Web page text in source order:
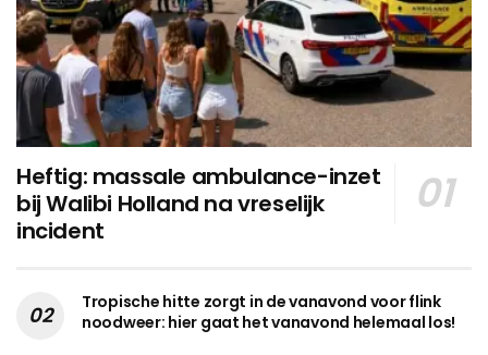
Heftig: massale ambulance-inzet
bij Walibi Holland na vreselijk
incident
Tropische hitte zorgt in de vanavond voor flink
noodweer: hier gaat het vanavond helemaal los!